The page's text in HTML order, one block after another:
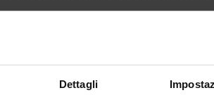
Dettagli